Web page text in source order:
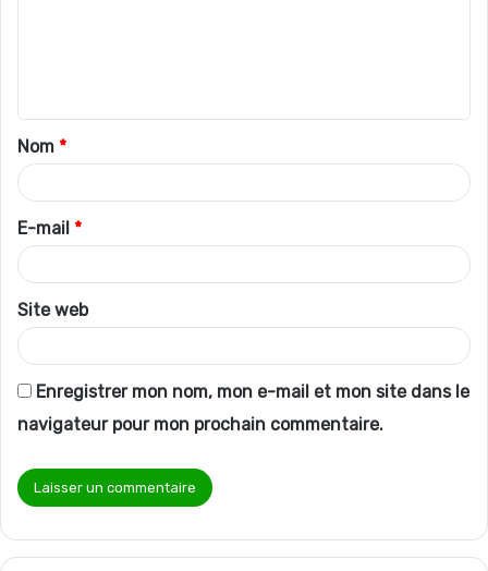
t
a
i
r
e
*
Nom *
E-mail *
Site web
Enregistrer mon nom, mon e-mail et mon site dans le
navigateur pour mon prochain commentaire.